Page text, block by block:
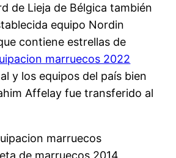
de Lieja de Bélgica también
equipo Nordin
contiene estrellas de
marruecos 2022
y los equipos del país bien
Affelay fue transferido al